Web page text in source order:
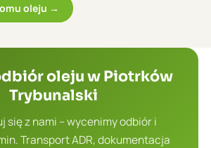
oleju →
oleju w Piotrków
Trybunalski
się z nami – wycenimy odbiór i
Transport ADR, dokumentacja